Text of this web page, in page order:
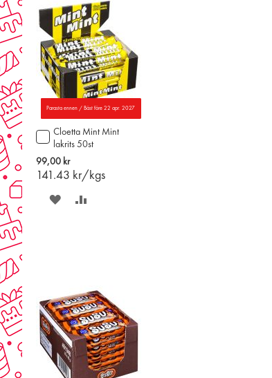
Parasta ennen / Bäst före 22 apr. 2027
Cloetta Mint Mint
lakrits 50st
99,00 kr
141.43 kr/kgs
Lägg
till
i
varukorgen
SPARA